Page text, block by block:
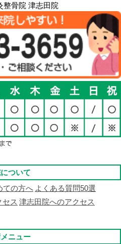
整骨院 津志田院
ついて
ての方へ よくある質問50選
セス 津志田院へのアクセス
ニュー